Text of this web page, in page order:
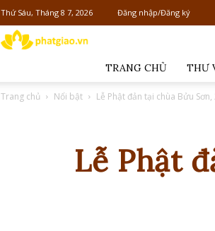
Thứ Sáu, Tháng 8 7, 2026 Đăng nhập/Đăng ký
giáo
Việt
TRANG CHỦ THƯ
Trang chủ Nổi bật Lễ Phật đản tại chùa Bửu
Lễ Phật